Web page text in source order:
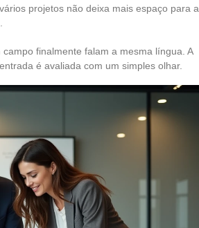
projetos não deixa mais espaço para a
finalmente falam a mesma língua. A
é avaliada com um simples olhar.